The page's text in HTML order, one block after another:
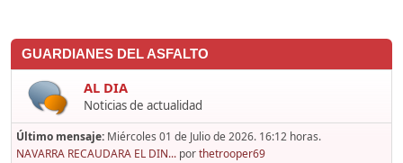
GUARDIANES DEL ASFALTO
AL DIA
Noticias de actualidad
Último mensaje: Miércoles 01 de Julio de 2026. 16:12 horas.
NAVARRA RECAUDARA EL DIN... porthetrooper69